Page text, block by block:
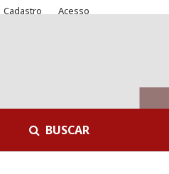
BUSCAR
Cadastro Acesso